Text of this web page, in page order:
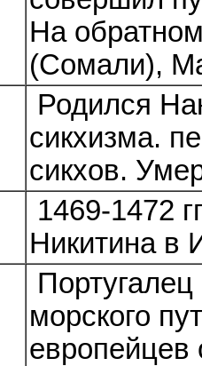
На
(Сомали),
Родился
сикхизма.
сикхов.
1469-1472
Никитина в
морского
европейцев